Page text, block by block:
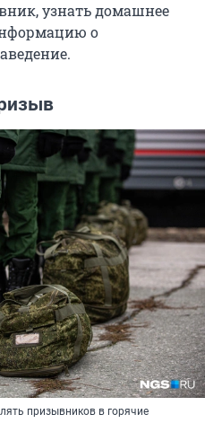
узнать домашнее
о
призывников в горячие